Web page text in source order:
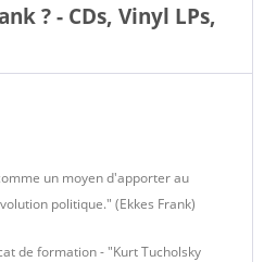
? - CDs, Vinyl LPs,
un moyen d'apporter au
politique." (Ekkes Frank)
de formation - "Kurt Tucholsky